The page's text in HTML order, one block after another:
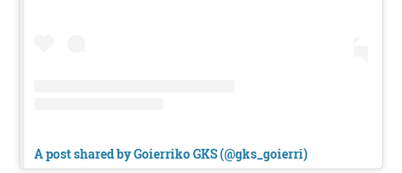
A post shared by Goierriko GKS (@gks_goierri)